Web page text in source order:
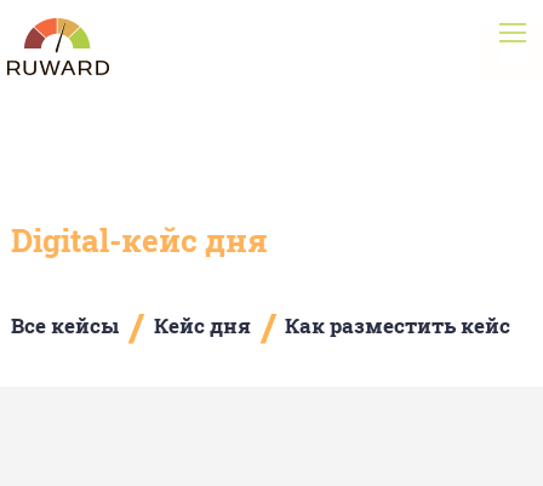
Digital-кейс дня
Все кейсы / Кейс дня / Как разместить кейс